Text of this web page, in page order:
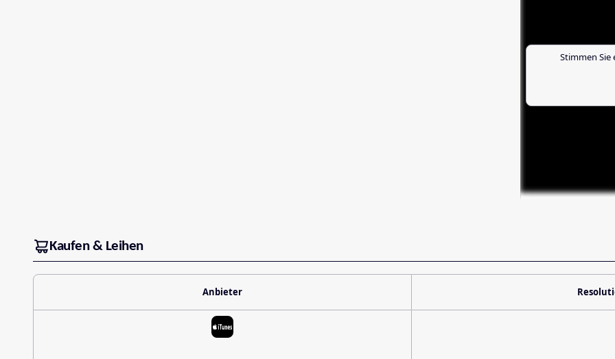
Stimmen
Kaufen & Leihen
Anbieter